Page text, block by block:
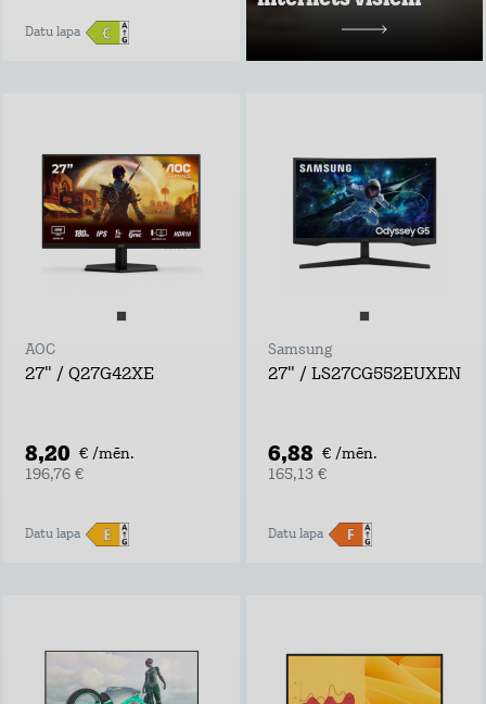
Datu lapa
10,98 €/mēn.
AOC
27" / Q27G42XE
8,20 € /mēn.
196,76 €
Datu lapa
Samsung
27" / LS27CG552EUXEN
6,88 € /mēn.
165,13 €
Datu lapa